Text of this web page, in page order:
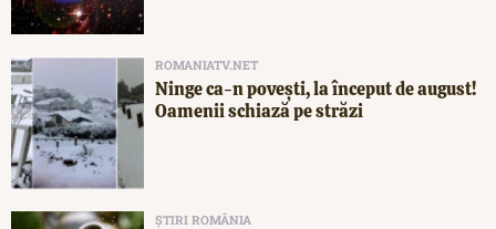
ROMANIATV.NET
Ninge ca-n povești, la început de august!
Oamenii schiază pe străzi
ȘTIRI ROMÂNIA